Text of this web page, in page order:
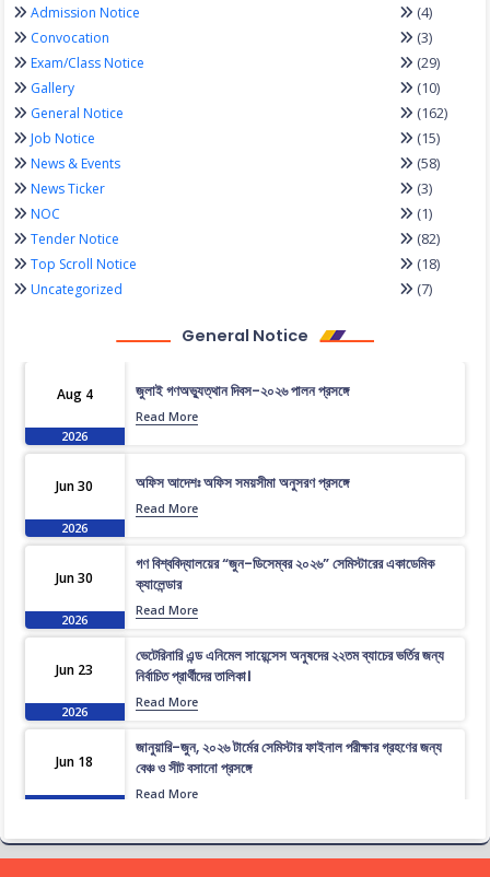
Admission Notice (4)
Convocation (3)
Exam/Class Notice (29)
Gallery (10)
General Notice (162)
Job Notice (15)
News & Events (58)
News Ticker (3)
NOC (1)
Tender Notice (82)
Top Scroll Notice (18)
Uncategorized (7)
General Notice
Aug 4
2026
জুলাই গণঅভ্যুত্থান দিবস-২০২৬ পালন প্রসঙ্গে
Read More
Jun 30
2026
অফিস আদেশঃ অফিস সময়সীমা অনুসরণ প্রসঙ্গে
Read More
Jun 30
2026
গণ বিশ্ববিদ্যালয়ের “জুন-ডিসেম্বর ২০২৬” সেমিস্টারের একাডেমিক
ক্যালেন্ডার
Read More
Jun 23
2026
ভেটেরিনারি এন্ড এনিমেল সায়েন্সেস অনুষদের ২২তম ব্যাচের ভর্তির জন্য
নির্বাচিত প্রার্থীদের তালিকা।
Read More
Jun 18
2026
জানুয়ারি-জুন, ২০২৬ টার্মের সেমিস্টার ফাইনাল পরীক্ষার গ্রহণের জন্য
বেঞ্চ ও সীট বসানো প্রসঙ্গে
Read More
ভেটেরিনারি এন্ড এনিমেল সায়েন্সেস অনুষদের ২২তম ব্যাচের প্রাথমিকভাবে
নির্বাচিত প্রার্থীদের তালিকা।